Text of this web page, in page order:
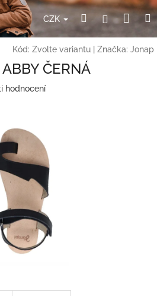
CZK HledatPřihlášení
Kód: Zvolte variantu Značka: Jonap
ČERNÁ
hodnocení